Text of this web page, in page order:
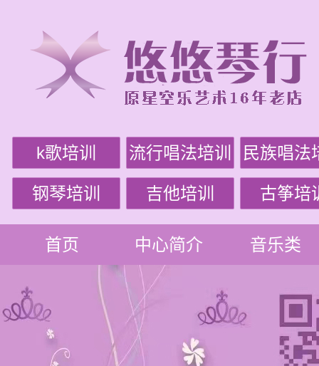
k歌培训 流行唱法培训 民族唱法
钢琴培训 吉他培训 古筝培
首页 中心简介 音乐类